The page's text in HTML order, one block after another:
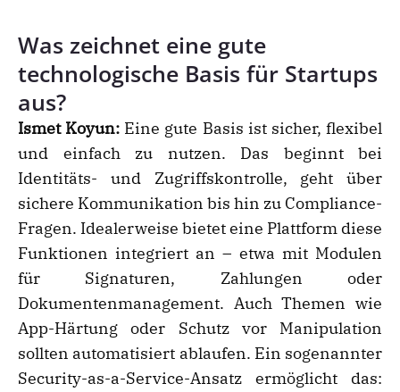
Was zeichnet eine gute
technologische Basis für Startups
aus?
Ismet Koyun: Eine gute Basis ist sicher, flexibel
und einfach zu nutzen. Das beginnt bei
Identitäts- und Zugriffskontrolle, geht über
sichere Kommunikation bis hin zu Compliance-
Fragen. Idealerweise bietet eine Plattform diese
Funktionen integriert an – etwa mit Modulen
für Signaturen, Zahlungen oder
Dokumentenmanagement. Auch Themen wie
App-Härtung oder Schutz vor Manipulation
sollten automatisiert ablaufen. Ein sogenannter
Security-as-a-Service-Ansatz ermöglicht das: